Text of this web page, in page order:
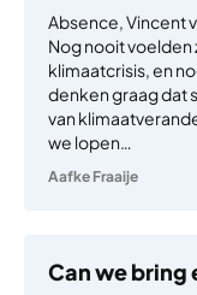
Absence, Vincent
Nog nooit voelden
klimaatcrisis, en
denken graag dat
van
we lopen…
Aafke Fraaije
Can we bring